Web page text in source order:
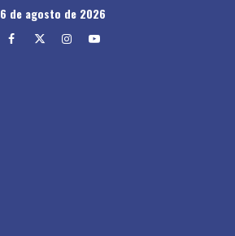
6 de agosto de 2026
Facebook
TwitterInstagram
Youtube